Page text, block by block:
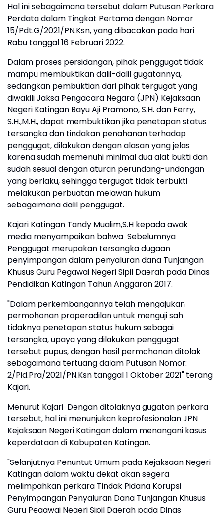
Hal ini sebagaimana tersebut dalam Putusan Perkara
Perdata dalam Tingkat Pertama dengan Nomor
15/Pdt.G/2021/PN.Ksn, yang dibacakan pada hari
Rabu tanggal 16 Februari 2022.
Dalam proses persidangan, pihak penggugat tidak
mampu membuktikan dalil-dalil gugatannya,
sedangkan pembuktian dari pihak tergugat yang
diwakili Jaksa Pengacara Negara (JPN) Kejaksaan
Negeri Katingan Bayu Aji Pramono, S.H. dan Ferry,
S.H.,M.H., dapat membuktikan jika penetapan status
tersangka dan tindakan penahanan terhadap
penggugat, dilakukan dengan alasan yang jelas
karena sudah memenuhi minimal dua alat bukti dan
sudah sesuai dengan aturan perundang-undangan
yang berlaku, sehingga tergugat tidak terbukti
melakukan perbuatan melawan hukum
sebagaimana dalil penggugat.
Kajari Katingan Tandy Mualim,S.H kepada awak
media menyampaikan bahwa Sebelumnya
Penggugat merupakan tersangka dugaan
penyimpangan dalam penyaluran dana Tunjangan
Khusus Guru Pegawai Negeri Sipil Daerah pada Dinas
Pendidikan Katingan Tahun Anggaran 2017.
"Dalam perkembangannya telah mengajukan
permohonan praperadilan untuk menguji sah
tidaknya penetapan status hukum sebagai
tersangka, upaya yang dilakukan penggugat
tersebut pupus, dengan hasil permohonan ditolak
sebagaimana tertuang dalam Putusan Nomor:
2/Pid.Pra/2021/PN.Ksn tanggal 1 Oktober 2021" terang
Kajari.
Menurut Kajari Dengan ditolaknya gugatan perkara
tersebut, hal ini menunjukan keprofesionalan JPN
Kejaksaan Negeri Katingan dalam menangani kasus
keperdataan di Kabupaten Katingan.
"Selanjutnya Penuntut Umum pada Kejaksaan Negeri
Katingan dalam waktu dekat akan segera
melimpahkan perkara Tindak Pidana Korupsi
Penyimpangan Penyaluran Dana Tunjangan Khusus
Guru Pegawai Negeri Sipil Daerah pada Dinas